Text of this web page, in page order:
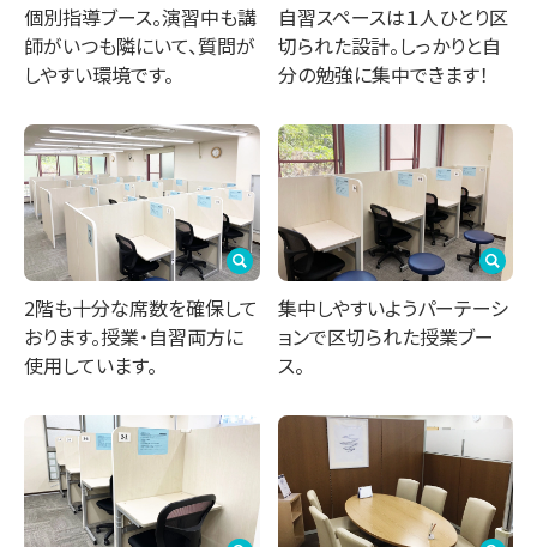
個別指導ブース。演習中も講
師がいつも隣にいて、質問が
しやすい環境です。
自習スペースは１人ひとり区
切られた設計。しっかりと自
分の勉強に集中できます！
2階も十分な席数を確保して
おります。授業・自習両方に
使用しています。
集中しやすいようパーテーシ
ョンで区切られた授業ブー
ス。